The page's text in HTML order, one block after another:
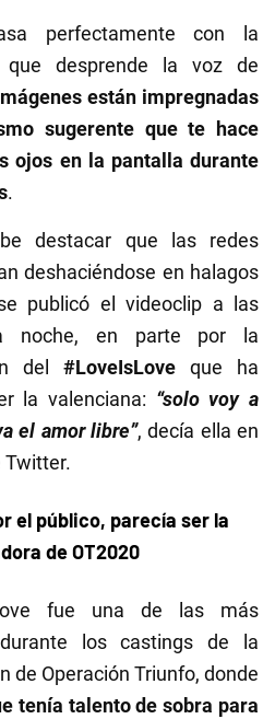
perfectamente con la
que desprende la voz de
están impregnadas
sugerente que te hace
ojos en la pantalla durante
.
destacar que las redes
deshaciéndose en halagos
publicó el videoclip a las
noche, en parte por la
del #LoveIsLove que ha
la valenciana: “solo voy a
el amor libre”, decía ella en
Twitter.
el público, parecía ser la
de OT2020
fue una de las más
los castings de la
de Operación Triunfo, donde
tenía talento de sobra para